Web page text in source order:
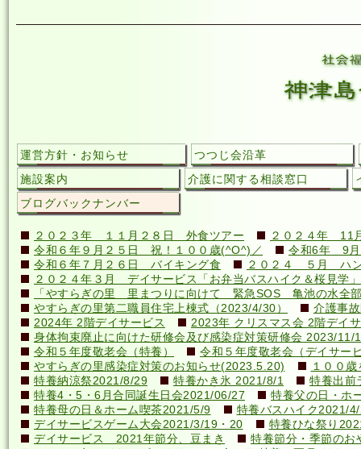
運営方針・お知らせ
つつじ会沿革
施設案内
介護に関する相談窓口
ブログバックナンバー
２０２３年 １１月２８日 外食ツアー
２０２４年 11
令和６年９月２５日 祝！１００歳(^O^)／
令和6年 9
令和６年７月２６日 バイキング食
２０２４ ５月 ハ
２０２４年３月 デイサービス「お弁当バスハイク＆桜見学」
「やすらぎの里 里まつりに向けて 緊急SOS 亀池の水全
やすらぎの里第二職員住宅上棟式（2023/4/30）
介護事
2024年 2階デイサービス
2023年 クリスマス会 2階デイ
身体拘束廃止に向けた研修会及び感染症対策研修会 2023/11/
令和５年度敬老会（特養）
令和５年度敬老会（デイサー
やすらぎの里感染症対策のお知らせ(2023.5.20)
１００
特養納涼祭2021/8/29
特養かき氷 2021/8/1
特養出前
特養4・5・6月合同誕生日会2021/06/27
特養父の日・ホ
特養母の日＆ホーム喫茶2021/5/9
特養バスハイク2021/
デイサービスゲーム大会2021/3/19・20
特養ひな祭り
デイサービス 2021年節分、豆まき
特養節分・季節の